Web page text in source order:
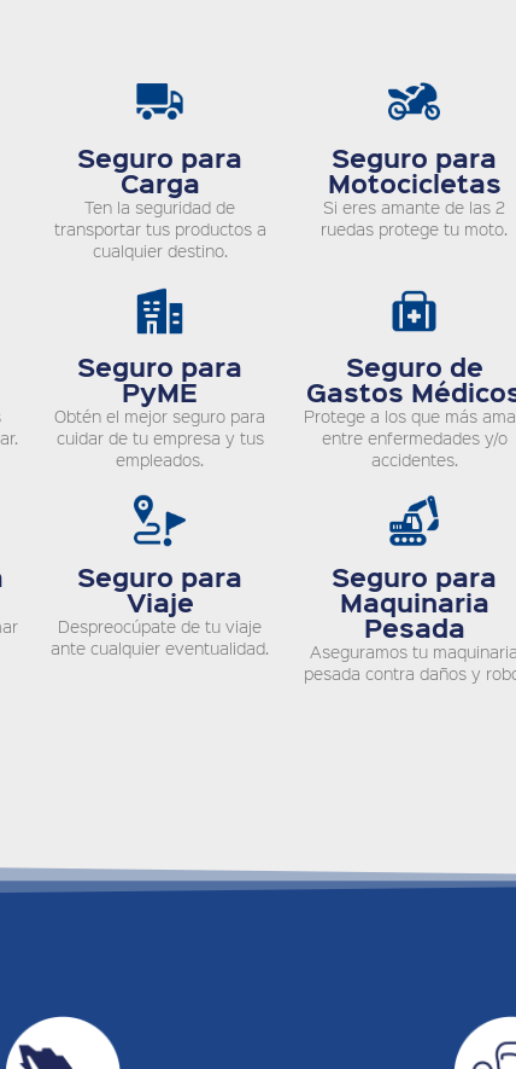
Seguro para
Carga
Ten la seguridad de
transportar tus productos a
cualquier destino.
Seguro para
Motocicletas
Si eres amante de las 2
ruedas protege tu moto.
Seguro para
PyME
Obtén el mejor seguro para
cuidar de tu empresa y tus
empleados.
Seguro de
Gastos
Protege a los que más
entre enfermedades y/o
accidentes.
Seguro para
Viaje
Despreocúpate de tu viaje
ante cualquier eventualidad.
Seguro para
Maquinaria
Pesada
Aseguramos tu maquinaria
pesada contra daños y